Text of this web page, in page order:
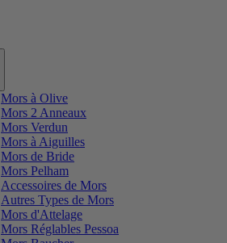
Mors à Olive
Mors 2 Anneaux
Mors Verdun
Mors à Aiguilles
Mors de Bride
Mors Pelham
Accessoires de Mors
Autres Types de Mors
Mors d'Attelage
Mors Réglables Pessoa